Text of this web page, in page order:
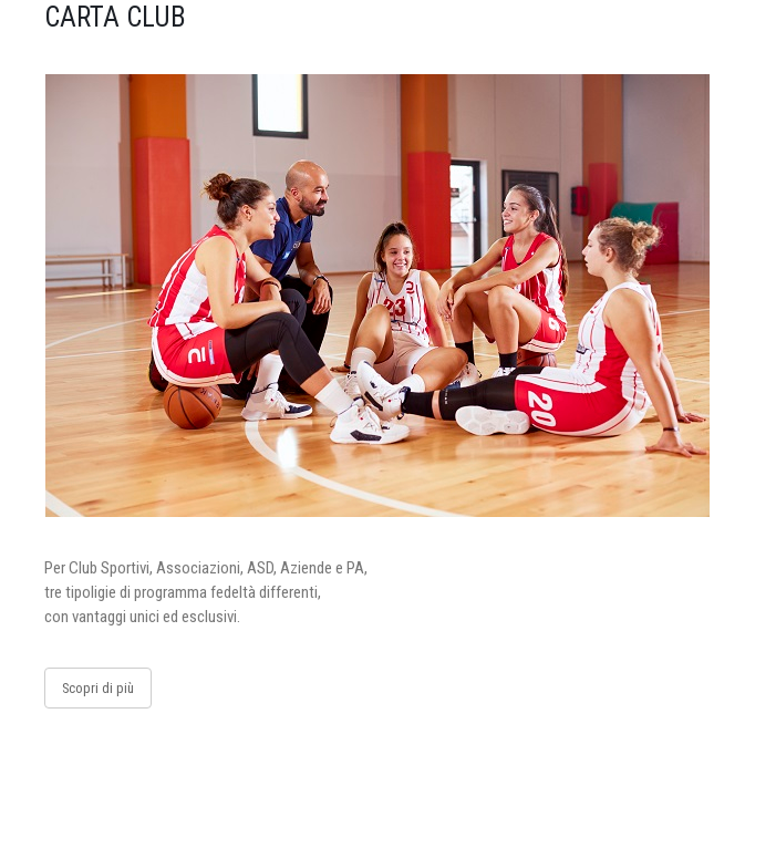
CARTA CLUB
Per Club Sportivi, Associazioni, ASD, Aziende e PA,
tre tipoligie di programma fedeltà differenti,
con vantaggi unici ed esclusivi.
Scopri di più